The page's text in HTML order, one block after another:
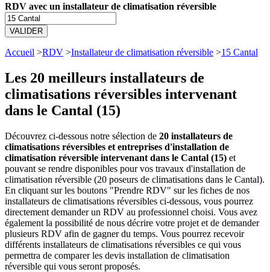
RDV avec un installateur de climatisation réversible
VALIDER
Accueil >RDV >Installateur de climatisation réversible >15 Cantal
Les 20 meilleurs installateurs de
climatisations réversibles intervenant
dans le Cantal (15)
Découvrez ci-dessous notre sélection de 20 installateurs de
climatisations réversibles et entreprises d'installation de
climatisation réversible intervenant dans le Cantal (15) et
pouvant se rendre disponibles pour vos travaux d'installation de
climatisation réversible (20 poseurs de climatisations dans le Cantal).
En cliquant sur les boutons "Prendre RDV" sur les fiches de nos
installateurs de climatisations réversibles ci-dessous, vous pourrez
directement demander un RDV au professionnel choisi. Vous avez
également la possibilité de nous décrire votre projet et de demander
plusieurs RDV afin de gagner du temps. Vous pourrez recevoir
différents installateurs de climatisations réversibles ce qui vous
permettra de comparer les devis installation de climatisation
réversible qui vous seront proposés.